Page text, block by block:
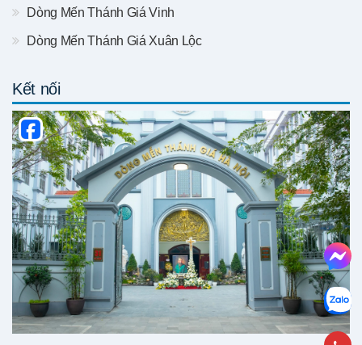
Dòng Mến Thánh Giá Vinh
Dòng Mến Thánh Giá Xuân Lộc
Kết nối